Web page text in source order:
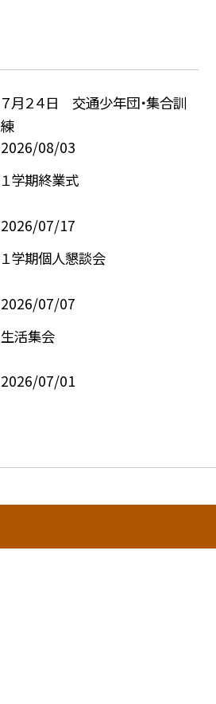
７月２４日 交通少年団・集合訓
練
2026/08/03
１学期終業式
2026/07/17
１学期個人懇談会
2026/07/07
生活集会
2026/07/01